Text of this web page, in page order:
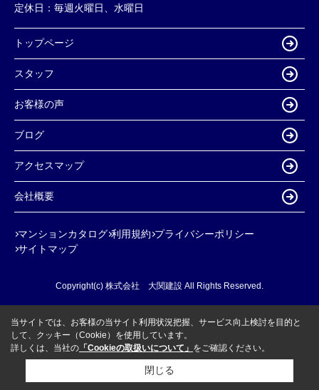
定休日： 毎週火曜日、水曜日
トップページ
スタッフ
お客様の声
ブログ
アクセスマップ
会社概要
マンションカタログ 利用規約 プライバシーポリシー
サイトマップ
Copyright(c) 株式会社 大関建設 All Rights Reserved.
当サイトでは、お客様の当サイト利用状況把握、サービス向上検討を目的と
して、クッキー（Cookie）を使用しています。
詳しくは、当社の 「Cookieの取扱いについて」 をご確認ください。
閉じる